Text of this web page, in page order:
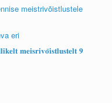
meistrivõistlustele
eri
𝐦𝐞𝐢𝐬𝐫𝐢𝐯𝐨̃𝐢𝐬𝐭𝐥𝐮𝐬𝐭𝐞𝐥𝐭 𝟗